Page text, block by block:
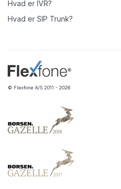
Hvad er IVR?
Hvad er SIP Trunk?
© Flexfone A/S 2011 - 2026